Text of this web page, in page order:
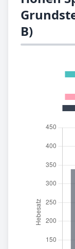
B)